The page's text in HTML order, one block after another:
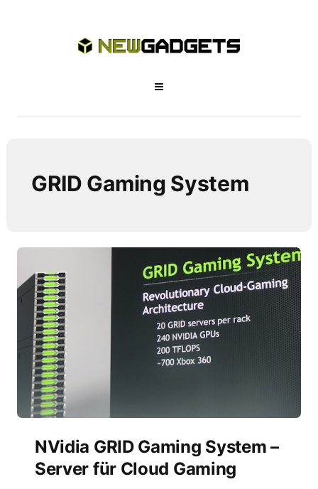
GRID Gaming System
NVidia GRID Gaming System –
Server für Cloud Gaming